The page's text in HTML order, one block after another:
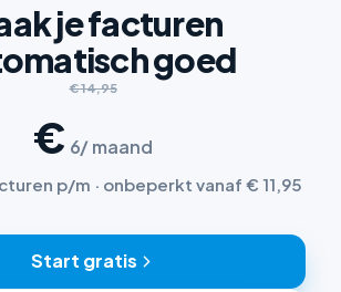
je facturen
goed
€ 14,95
€ 6/ maand
p/m · onbeperkt vanaf € 11,95
Start gratis